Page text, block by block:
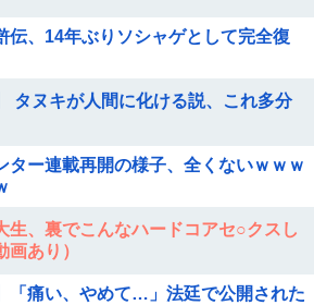
伝、14年ぶりソシャゲとして完全復
タヌキが人間に化ける説、これ多分
ター連載再開の様子、全くないｗｗｗ
生、裏でこんなハードコアセ○クスし
あり）
「痛い、やめて…」法廷で公開された